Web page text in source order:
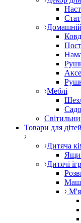
Меблі
Товари для дітей
Дитяча
Дитячі